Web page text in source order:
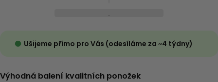
Ušijeme přímo pro Vás (odesíláme za ~4 týdny)
Výhodná balení kvalitních ponožek